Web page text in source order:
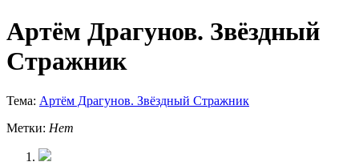
Артём Драгунов. Звёздный
Стражник
Тема: Артём Драгунов. Звёздный Стражник
Метки: Нет